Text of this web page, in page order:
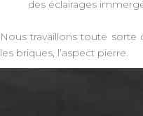
des éclairages
Nous travaillons toute sorte
les briques, l’aspect pierre.